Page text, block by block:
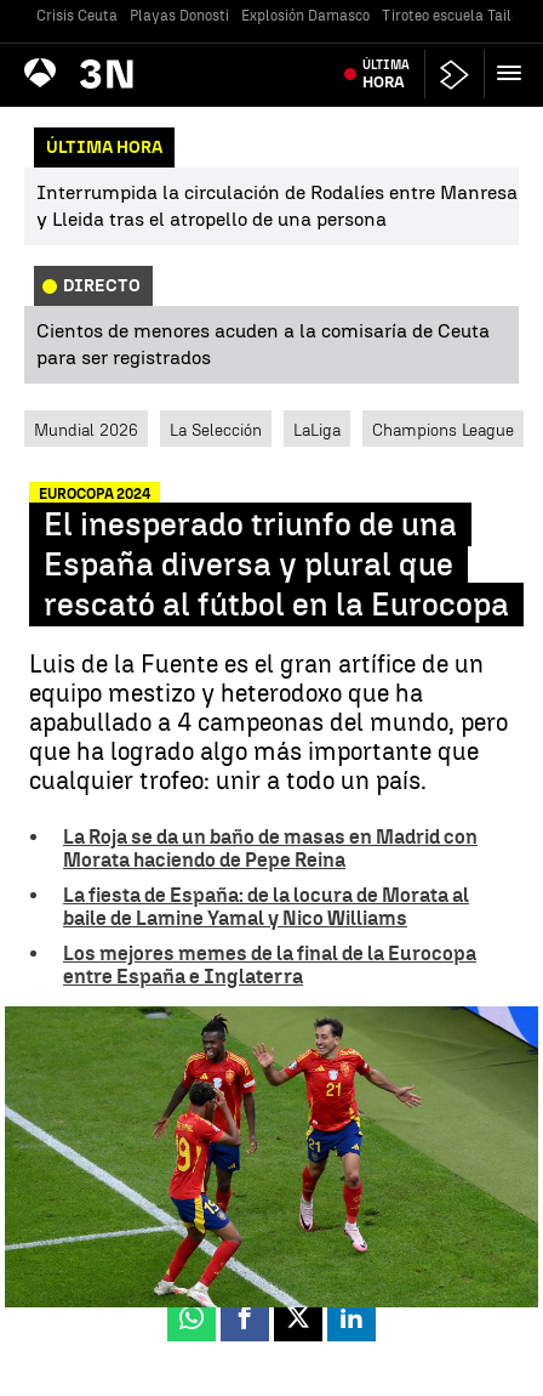
Crisis Ceuta Playas Donosti Explosión Damasco Tiroteo escuela
Antena
3 Noticias ÚLTIMA
HORA
ÚLTIMA HORA
Interrumpida la circulación de Rodalíes entre Manresa
y Lleida tras el atropello de una persona
DIRECTO
Cientos de menores acuden a la comisaría de Ceuta
para ser registrados
Mundial 2026 La Selección LaLiga Champions League
EUROCOPA 2024
El inesperado triunfo de una
España diversa y plural que
rescató al fútbol en la Eurocopa
Luis de la Fuente es el gran artífice de un
equipo mestizo y heterodoxo que ha
apabullado a 4 campeonas del mundo, pero
que ha logrado algo más importante que
cualquier trofeo: unir a todo un país.
La Roja se da un baño de masas en Madrid con
Morata haciendo de Pepe Reina
La fiesta de España: de la locura de Morata al
baile de Lamine Yamal y Nico Williams
Los mejores memes de la final de la Eurocopa
entre España e Inglaterra
Los valores que llevaron a la selección española a lo más alto |
Getty Images
Luis F. Castillo
Publicado:15 de julio de 2024, 13:26
Whatsapp
Facebook
X Linkedin